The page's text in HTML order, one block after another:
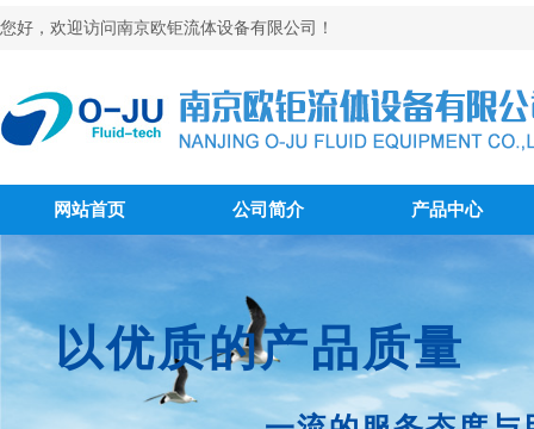
您好，欢迎访问南京欧钜流体设备有限公司！
网站首页 公司简介 产品中心
以优质的产品质量